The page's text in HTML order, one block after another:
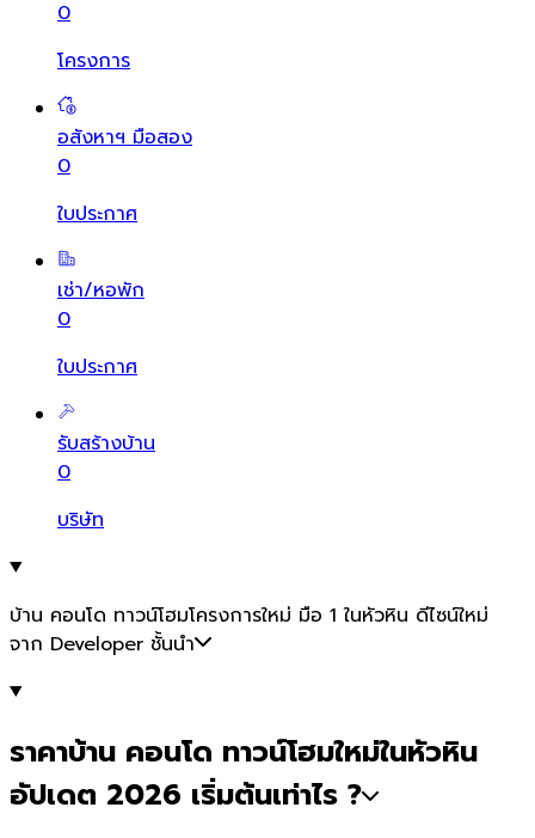
0
โครงการ
อสังหาฯ มือสอง
0
ใบประกาศ
เช่า/หอพัก
0
ใบประกาศ
รับสร้างบ้าน
0
บริษัท
บ้าน คอนโด ทาวน์โฮมโครงการใหม่ มือ 1 ในหัวหิน ดีไซน์ใหม่
จาก Developer ชั้นนำ
ราคาบ้าน คอนโด ทาวน์โฮมใหม่ในหัวหิน
อัปเดต 2026 เริ่มต้นเท่าไร ?